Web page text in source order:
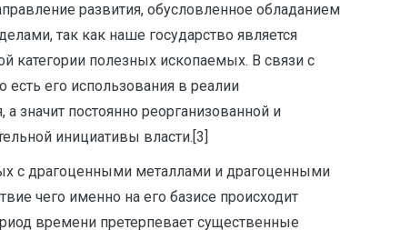
развития, обусловленное обладанием
так как наше государство является
полезных ископаемых. В связи с
есть его использования в реалии
значит постоянно реорганизованной и
инициативы власти.[3]
с драгоценными металлами и драгоценными
чего именно на его базисе происходит
времени претерпевает существенные